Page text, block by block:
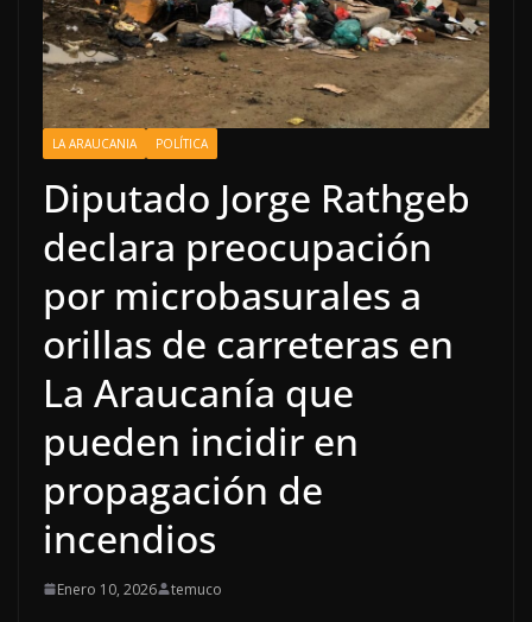
LA ARAUCANIA POLÍTICA
Diputado Jorge Rathgeb
declara preocupación
por microbasurales a
orillas de carreteras en
La Araucanía que
pueden incidir en
propagación de
incendios
Enero 10, 2026 temuco